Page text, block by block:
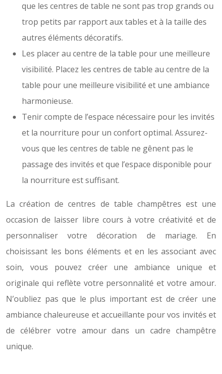
que les centres de table ne sont pas trop grands ou
trop petits par rapport aux tables et à la taille des
autres éléments décoratifs.
Les placer au centre de la table pour une meilleure
visibilité. Placez les centres de table au centre de la
table pour une meilleure visibilité et une ambiance
harmonieuse.
Tenir compte de l’espace nécessaire pour les invités
et la nourriture pour un confort optimal. Assurez-
vous que les centres de table ne gênent pas le
passage des invités et que l’espace disponible pour
la nourriture est suffisant.
La création de centres de table champêtres est une
occasion de laisser libre cours à votre créativité et de
personnaliser votre décoration de mariage. En
choisissant les bons éléments et en les associant avec
soin, vous pouvez créer une ambiance unique et
originale qui reflète votre personnalité et votre amour.
N’oubliez pas que le plus important est de créer une
ambiance chaleureuse et accueillante pour vos invités et
de célébrer votre amour dans un cadre champêtre
unique.